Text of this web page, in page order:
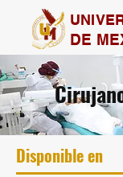
DE
Disponible en